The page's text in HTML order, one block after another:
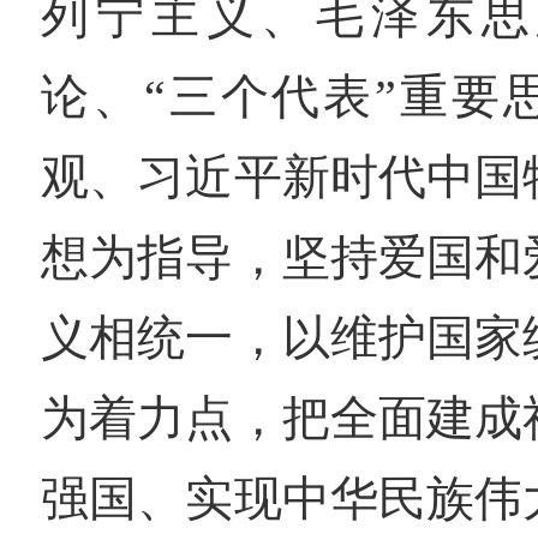
列宁主义、毛泽东
论、“三个代表”重要
观、习近平新时代中
想为指导，坚持爱国
义相统一，以维护国
为着力点，把全面建
强国、实现中华民族